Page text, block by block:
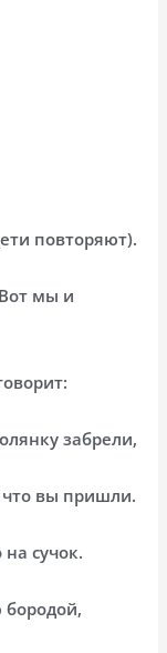
повторяют).
мы и
забрели,
вы пришли.
на сучок.
бородой,